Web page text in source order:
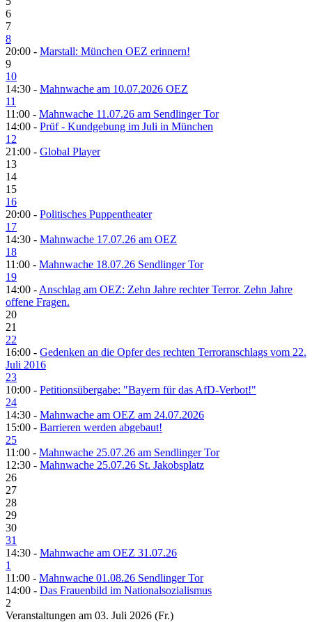
6
7
8
20:00 - Marstall: München OEZ erinnern!
9
10
14:30 - Mahnwache am 10.07.2026 OEZ
11
11:00 - Mahnwache 11.07.26 am Sendlinger Tor
14:00 - Prüf - Kundgebung im Juli in München
12
21:00 - Global Player
13
14
15
16
20:00 - Politisches Puppentheater
17
14:30 - Mahnwache 17.07.26 am OEZ
18
11:00 - Mahnwache 18.07.26 Sendlinger Tor
19
14:00 - Anschlag am OEZ: Zehn Jahre rechter Terror. Zehn Jahre
offene Fragen.
20
21
22
16:00 - Gedenken an die Opfer des rechten Terroranschlags vom 22.
Juli 2016
23
10:00 - Petitionsübergabe: "Bayern für das AfD-Verbot!"
24
14:30 - Mahnwache am OEZ am 24.07.2026
15:00 - Barrieren werden abgebaut!
25
11:00 - Mahnwache 25.07.26 am Sendlinger Tor
12:30 - Mahnwache 25.07.26 St. Jakobsplatz
26
27
28
29
30
31
14:30 - Mahnwache am OEZ 31.07.26
1
11:00 - Mahnwache 01.08.26 Sendlinger Tor
14:00 - Das Frauenbild im Nationalsozialismus
2
Veranstaltungen am 03. Juli 2026 (Fr.)